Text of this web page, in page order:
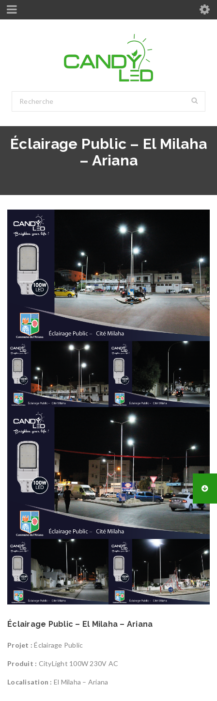
Éclairage Public – El Milaha
– Ariana
Éclairage Public – El Milaha – Ariana
Projet :Éclairage Public
Produit : CityLight 100W 230V AC
Localisation : El Milaha – Ariana